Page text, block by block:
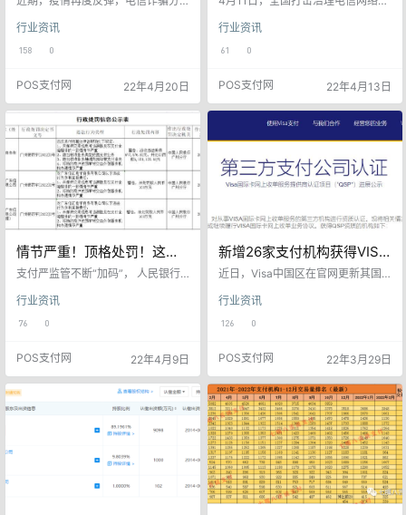
买卖账号、“免费换机”等诈骗手法花
样百出。对此，支付宝、付临门、
安全，切勿相信电销，谨防上当受
骗。 4月19日，支付宝方面发布
《关于持续打击电信网络诈骗、租
售账号等违规行为的公告》。公告
显示，为保障用户账户安全，营造
清澈、安全的网络环境，支付宝对
相关违规操作账号进行专项治理，
共计…
行业资讯
158 0
POS支付网 22年4月20日
开。会议要求，要保持高压态势，
全链条重拳打击涉诈犯罪生态系
钉”等各类专项打击行动，迅速掀起
新一轮打击电信网络诈骗犯罪高
潮，坚决遏制犯罪分子嚣张气焰。
要持续发起集群战役，严厉打击转
账洗钱、技术支撑、组织偷渡等黑
灰产犯罪，坚决斩断犯罪关键链
条。要组织优势力量集中攻坚一批
涉…
行业资讯
61 0
POS支付网 22年4月13日
情节严重！顶格处罚！这家
支付机构被重罚
支付严监管不断“加码”， 人民银行
人民银行广州分行公示一则行政处
罚显示，广东信汇电子商务有限公
元。与此同时，2名相关负责人均遭
到百万处罚。 具体违规类型： 未保
持交易信息可追溯性及在支付全流
程中的一致性情节严重；超出核准
业务地域范围经营支付业务；将特
行业资讯
76 0
POS支付网 22年4月9日
新增26家支付机构获得VISA
卡网上收单服务资质
近日，Visa中国区在官网更新其国
（QSP）信息。新增北京亚科技术
开发有限责任公司（DOVEPAY德付
技术开发有限责任公司是中国航空
结算有限责任公司的全资子公司，
隶属于中国民航信息网络股份有限
公司 ，德付通是中国航信的唯一支
付品牌。北京亚科，是中国民航信
息网络股份有限公司（简称中国航
信）旗下从事电子支付…
行业资讯
126 0
POS支付网 22年3月29日